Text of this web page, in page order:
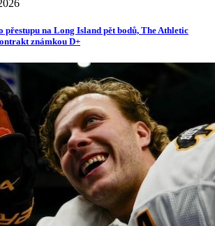
přestupu na Long Island pět bodů, The Athletic
známkou D+